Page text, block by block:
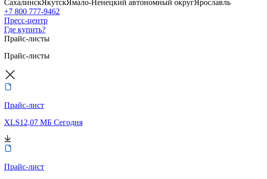
СахалинскЯкутскЯмало-Ненецкий автономный округЯрославль
+7 800 777-9462
Пресс-центр
Где купить?
Прайс-листы
Прайс-листы
Прайс-лист
XLS12,07 МБ Сегодня
Прайс-лист